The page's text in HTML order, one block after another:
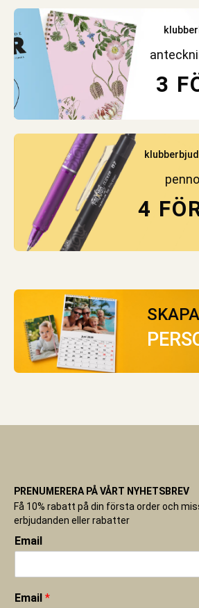
3
4
PRENUMERERA PÅ VÅRT NYHETSBREV
Få 10% rabatt på din första order och
erbjudanden eller rabatter
Email
Email *